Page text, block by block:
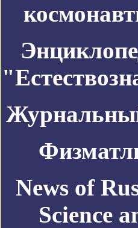
News of
Science